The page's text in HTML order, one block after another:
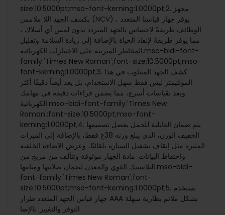
size:10.5000pt;mso-font-kerning:1.0000pt;2. مجهز
بكشف الجهد اللا ملامس (NCV) ، يوفر جهاز قياسنا المتعدد
الوظائف طريقةً لإحساس بالجهد المتردد بدون لمس أي أسلاك ،
مما يوفر طريقةً لإنقاذ الحياة بالإضافة إلى زيادة السلامة وتقليل
المخاطر المترتبة على الاختبارات الكهربائية.mso-bidi-font-
family:'Times New Roman';font-size:10.5000pt;mso-
font-kerning:1.0000pt;3. كشف الجهد المتناوب في هذا
المولتيمتر ليس فقط سهل الاستخدام، بل يعد أيضاً دقيقًا أكثر
ويعد بقياسات أسرع، مما يضمن قراءات دقيقة في مهامك
الكهربائية.mso-bidi-font-family:'Times New
Roman';font-size:10.5000pt;mso-font-
kerning:1.0000pt;4. يتم ضمان القابلية للحمل بفضل تصميمها
الخفيف الوزن، الذي يبلغ وزنه 38غ فقط، بالإضافة إلى الميزات
المثيرة مثل إيقاف تشغيل السيارة تلقائيًا، وعرض الإضاءة الخلفية
واحتفاظ البيانات. مادة الجهاز موثوقة وتتألف من مزيج من
البلاستيك القوي والمعدن لضمان صلابتها ومتانتها.mso-bidi-
font-family:'Times New Roman';font-
size:10.5000pt;mso-font-kerning:1.0000pt;5. يستخدم
جهاز قياس الجهد المتعدد طراز AAA بشكل ملائم بطارية سهلة
التوفر والتغيير. بالإضا